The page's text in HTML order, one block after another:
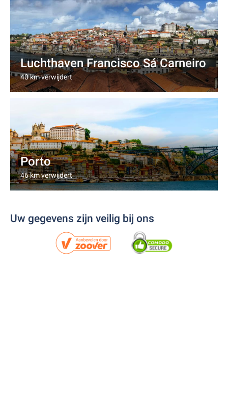
Luchthaven Francisco Sá Carneiro
40 km verwijdert
Porto
46 km verwijdert
Uw gegevens zijn veilig bij ons